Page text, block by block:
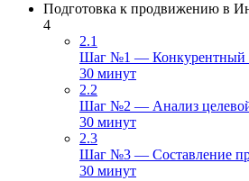
Подготовка к продвижению в
4
2.1
Шаг №1 — Конкурентный
30 минут
2.2
Шаг №2 — Анализ целевой
30 минут
2.3
Шаг №3 — Составление
30 минут